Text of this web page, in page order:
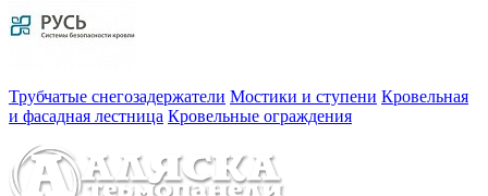
Трубчатые снегозадержатели Мостики и ступени Кровельная
и фасадная лестница Кровельные ограждения